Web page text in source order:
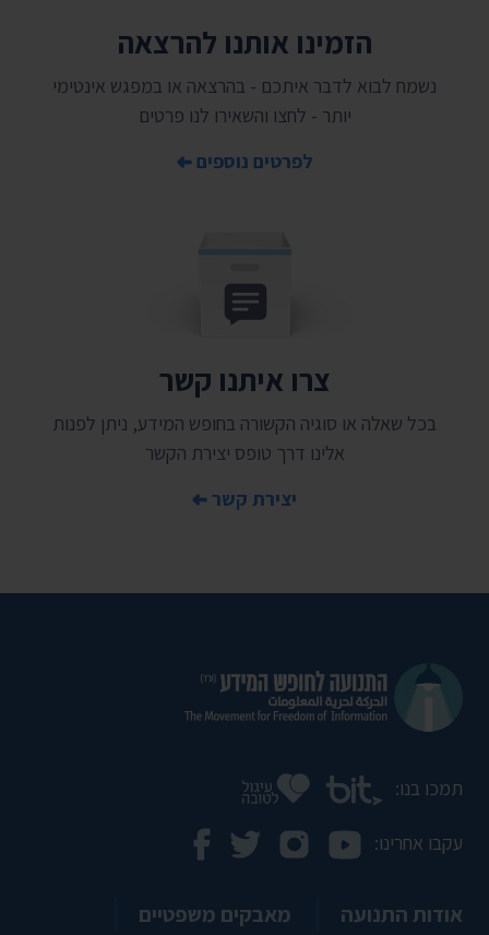
הזמינו אותנו להרצאה
נשמח לבוא לדבר איתכם - בהרצאה או במפגש אינטימי
יותר - לחצו והשאירו לנו פרטים
לפרטים נוספים
צרו איתנו קשר
בכל שאלה או סוגיה הקשורה בחופש המידע, ניתן לפנות
אלינו דרך טופס יצירת הקשר
יצירת קשר
תמכו בנו:
עקבו אחרינו:
אודות התנועה מאבקים משפטיים